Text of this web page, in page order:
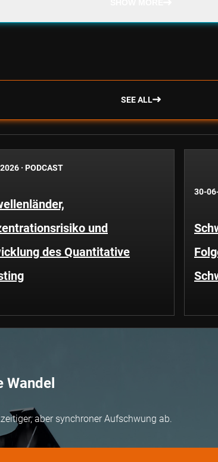
SEE ALL
· PODCAST
und
des Quantitative
30-
aber synchroner Aufschwung ab.